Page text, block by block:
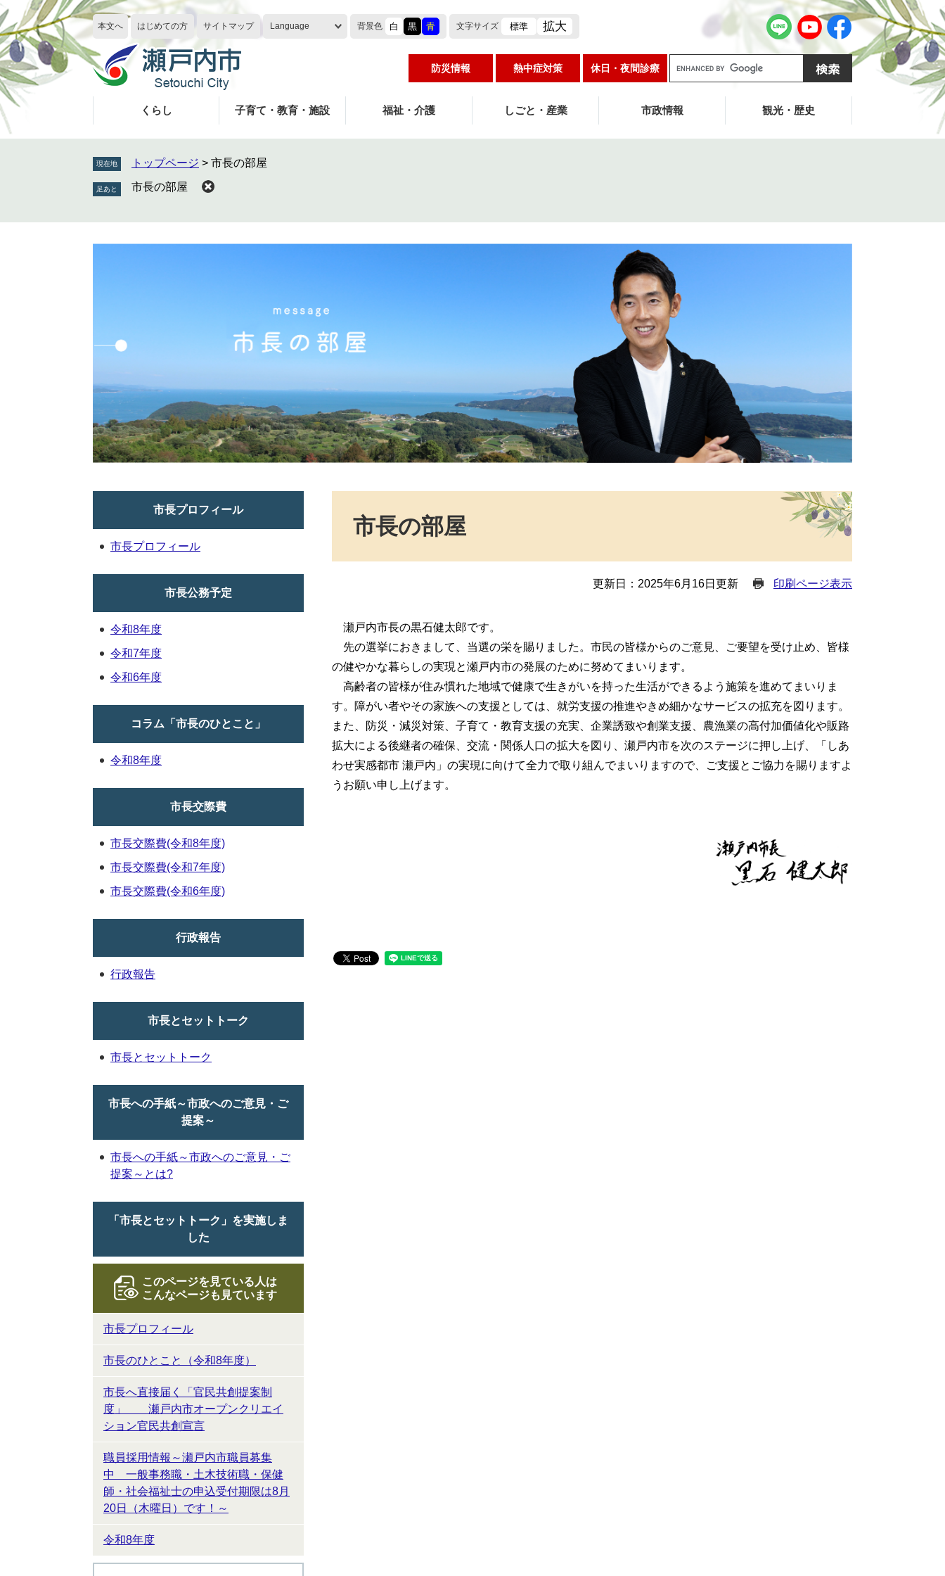
ペ
ー
ジ
の
先
頭
で
す
メ
ニ
ュ
ー
を
飛
ば
し
本文へ はじめての方 サイトマップ Language 背景色 白 黒 青 文字サイズ 標準 拡大
防災情報 熱中症対策 休日・夜間診療
g
e
くらし 子育て・教育・施設 福祉・介護 しごと・産業 市政情報 観光・歴史
現在地 トップページ > 市長の部屋
市長の部屋
市長の部屋
更新日：2025年6月16日更新 印刷ページ表示
瀬戸内市長の黒石健太郎です。
先の選挙におきまして、当選の栄を賜りました。市民の皆様からのご意見、ご要望を受け止め、皆様
の健やかな暮らしの実現と瀬戸内市の発展のために努めてまいります。
高齢者の皆様が住み慣れた地域で健康で生きがいを持った生活ができるよう施策を進めてまいりま
す。障がい者やその家族への支援としては、就労支援の推進やきめ細かなサービスの拡充を図ります。
また、防災・減災対策、子育て・教育支援の充実、企業誘致や創業支援、農漁業の高付加価値化や販路
拡大による後継者の確保、交流・関係人口の拡大を図り、瀬戸内市を次のステージに押し上げ、「しあ
わせ実感都市 瀬戸内」の実現に向けて全力で取り組んでまいりますので、ご支援とご協力を賜りますよ
うお願い申し上げます。
市長プロフィール
市長プロフィール
市長公務予定
令和8年度
令和7年度
令和6年度
コラム「市長のひとこと」
令和8年度
市長交際費
市長交際費(令和8年度)
市長交際費(令和7年度)
市長交際費(令和6年度)
行政報告
行政報告
市長とセットトーク
市長とセットトーク
市長への手紙～市政へのご意見・ご
提案～
市長への手紙～市政へのご意見・ご
提案～とは?
「市長とセットトーク」を実施しま
した
このページを見ている人は
こんなページも見ています
市長プロフィール
市長のひとこと（令和8年度）
市長へ直接届く「官民共創提案制
度」 瀬戸内市オープンクリエイ
ション官民共創宣言
職員採用情報～瀬戸内市職員募集
中 一般事務職・土木技術職・保健
師・社会福祉士の申込受付期限は8月
20日（木曜日）です！～
令和8年度